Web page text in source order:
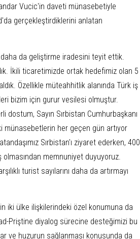
Vucic'in daveti münasebetiyle
gerçekleştirdiklerini anlatan
da geliştirme iradesini teyit ettik.
İkili ticaretimizde ortak hedefimiz olan 5
Özellikle müteahhitlik alanında Türk iş
bizim için gurur vesilesi olmuştur.
dostum, Sayın Sırbistan Cumhurbaşkanı
münasebetlerin her geçen gün artıyor
Sırbistan'ı ziyaret ederken, 400
olmasından memnuniyet duyuyoruz.
turist sayılarını daha da artırmayı
iki ülke ilişkilerindeki özel konumuna da
Priştine diyalog sürecine desteğimizi bu
ve huzurun sağlanması konusunda da